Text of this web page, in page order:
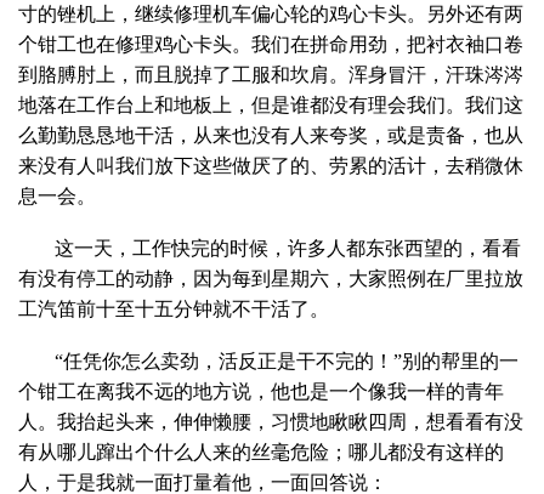
寸的锉机上，继续修理机车偏心轮的鸡心卡头。另外还有两
个钳工也在修理鸡心卡头。我们在拼命用劲，把衬衣袖口卷
到胳膊肘上，而且脱掉了工服和坎肩。浑身冒汗，汗珠涔涔
地落在工作台上和地板上，但是谁都没有理会我们。我们这
么勤勤恳恳地干活，从来也没有人来夸奖，或是责备，也从
来没有人叫我们放下这些做厌了的、劳累的活计，去稍微休
息一会。
这一天，工作快完的时候，许多人都东张西望的，看看
有没有停工的动静，因为每到星期六，大家照例在厂里拉放
工汽笛前十至十五分钟就不干活了。
“任凭你怎么卖劲，活反正是干不完的！”别的帮里的一
个钳工在离我不远的地方说，他也是一个像我一样的青年
人。我抬起头来，伸伸懒腰，习惯地瞅瞅四周，想看看有没
有从哪儿蹿出个什么人来的丝毫危险；哪儿都没有这样的
人，于是我就一面打量着他，一面回答说：